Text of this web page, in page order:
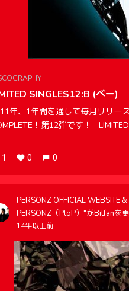
SINGLES12:B (べー)
年、1年間を通して毎月リリー
！第12弾です！
1 0 0
PERSONZ OFFICIAL WEBSITE
PERSONZ（PtoP）"がBitfanを
14年以上前